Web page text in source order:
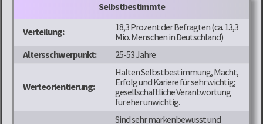
Selbstbestimmte
Verteilung:
18,3 Prozent der Befragten (ca. 13,3
Mio. Menschen in Deutschland)
Altersschwerpunkt:
25-53 Jahre
Werteorientierung:
Halten Selbstbestimmung, Macht,
Erfolg und Kariere für sehr wichtig;
gesellschaftliche Verantwortung
für eher unwichtig.
Sind sehr markenbewusst und